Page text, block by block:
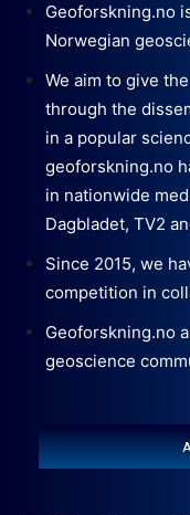
Geoforskning.no
Norwegian
We aim to give
through the
in a popular
geoforskning.no
in nationwide
Dagbladet, TV2
Since 2015, we
competition in
Geoforskning.no
geoscience